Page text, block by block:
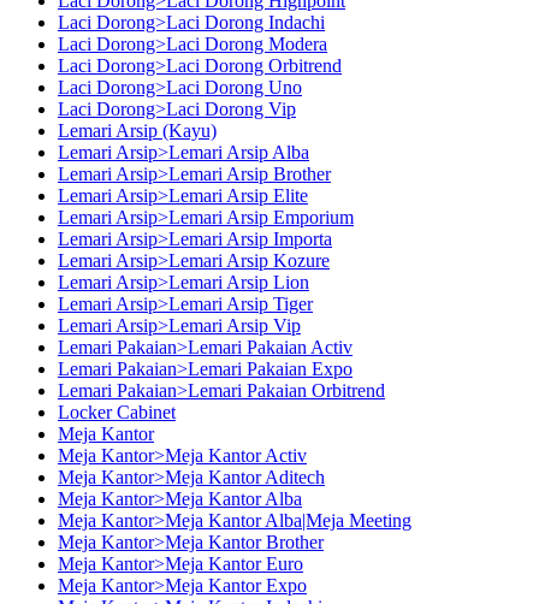
Laci Dorong>Laci Dorong Indachi
Laci Dorong>Laci Dorong Modera
Laci Dorong>Laci Dorong Orbitrend
Laci Dorong>Laci Dorong Uno
Laci Dorong>Laci Dorong Vip
Lemari Arsip (Kayu)
Lemari Arsip>Lemari Arsip Alba
Lemari Arsip>Lemari Arsip Brother
Lemari Arsip>Lemari Arsip Elite
Lemari Arsip>Lemari Arsip Emporium
Lemari Arsip>Lemari Arsip Importa
Lemari Arsip>Lemari Arsip Kozure
Lemari Arsip>Lemari Arsip Lion
Lemari Arsip>Lemari Arsip Tiger
Lemari Arsip>Lemari Arsip Vip
Lemari Pakaian>Lemari Pakaian Activ
Lemari Pakaian>Lemari Pakaian Expo
Lemari Pakaian>Lemari Pakaian Orbitrend
Locker Cabinet
Meja Kantor
Meja Kantor>Meja Kantor Activ
Meja Kantor>Meja Kantor Aditech
Meja Kantor>Meja Kantor Alba
Meja Kantor>Meja Kantor Alba|Meja Meeting
Meja Kantor>Meja Kantor Brother
Meja Kantor>Meja Kantor Euro
Meja Kantor>Meja Kantor Expo